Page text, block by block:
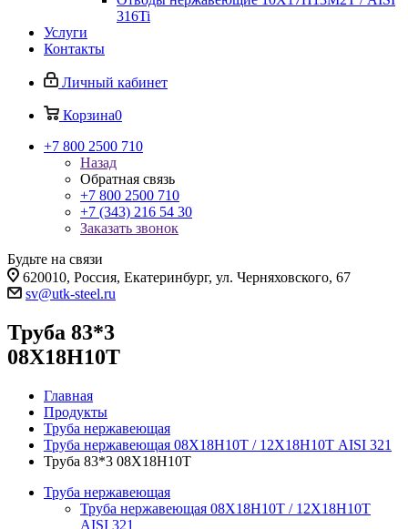
316Ti
Услуги
Контакты
Личный кабинет
Корзина0
+7 800 2500 710
Назад
Обратная связь
+7 800 2500 710
+7 (343) 216 54 30
Заказать звонок
Будьте на связи
620010, Россия, Екатеринбург, ул. Черняховского, 67
sv@utk-steel.ru
Труба 83*3
08Х18Н10Т
Главная
Продукты
Труба нержавеющая
Труба нержавеющая 08Х18Н10Т / 12Х18Н10Т AISI 321
Труба 83*3 08Х18Н10Т
Труба нержавеющая
Труба нержавеющая 08Х18Н10Т / 12Х18Н10Т
AISI 321